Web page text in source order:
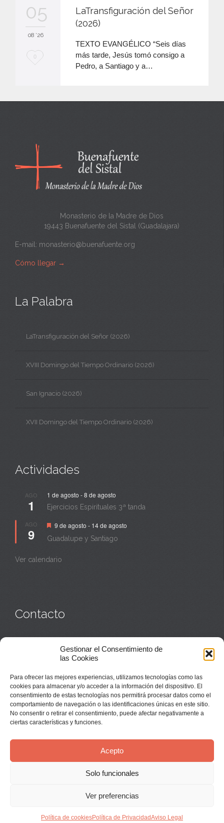
Gestionar el Consentimiento de
las Cookies
Para ofrecer las mejores experiencias, utilizamos tecnologías como las
cookies para almacenar y/o acceder a la información del dispositivo. El
consentimiento de estas tecnologías nos permitirá procesar datos como el
comportamiento de navegación o las identificaciones únicas en este sitio.
No consentir o retirar el consentimiento, puede afectar negativamente a
ciertas características y funciones.
Acepto
Solo funcionales
Ver preferencias
Política de cookiesPolítica de PrivacidadAviso Legal
05
08 '26
M
n
a
0
LaTransfiguración del Señor
(2026)
TEXTO EVANGÉLICO “Seis días
más tarde, Jesús tomó consigo a
Pedro, a Santiago y a…
Monasterio de la Madre de Dios
19443 Buenafuente del Sistal (Guadalajara)
E-mail: monasterio@buenafuente.org
Cómo llegar →
La Palabra
LaTransfiguración del Señor (2026)
XVIII Domingo del Tiempo Ordinario (2026)
San Ignacio (2026)
XVII Domingo del Tiempo Ordinario (2026)
Actividades
AGO
1
1 de agosto -8 de agosto
Ejercicios Espirituales 3ª tanda
AGO
9
Destacado
9 de agosto - 14 de agosto
Guadalupe y Santiago
Ver calendario
Contacto
Monasterio:949 835 032
Casa de acogida:609 423 521o949 835 058
Parroquia y sacerdotes:949 835 111
Monasterio:monasterio@buenafuente.org
Información:informacion@buenafuente.org
Casa de acogida:acogida@buenafuente.org
Ángel Moreno:angel@buenafuente.org
© Buenafuente del Sistal 2025 |
↑
Síguenos en Youtube:Instala nuestra App: